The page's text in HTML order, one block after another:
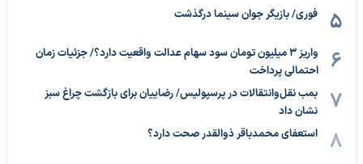
فوری/ بازیگر جوان سینما درگذشت
واریز ۳ میلیون تومان سود سهام عدالت واقعیت دارد؟/ جزئیات زمان
احتمالی پرداخت
بمب نقل‌وانتقالات در پرسپولیس/ رضاییان برای بازگشت چراغ سبز
نشان داد
استعفای محمدباقر ذوالقدر صحت دارد؟